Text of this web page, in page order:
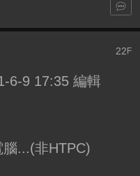
22F
6-9 17:35 編輯
...(非HTPC)